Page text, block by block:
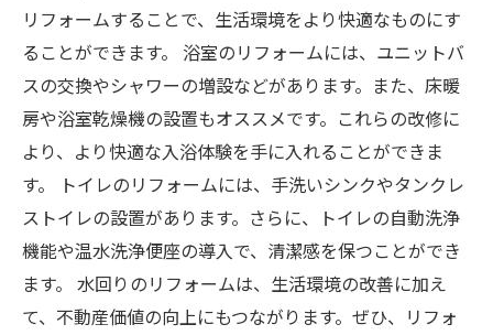
リフォームすることで、生活環境をより快適なものにす
ることができます。 浴室のリフォームには、ユニットバ
スの交換やシャワーの増設などがあります。また、床暖
房や浴室乾燥機の設置もオススメです。これらの改修に
より、より快適な入浴体験を手に入れることができま
す。 トイレのリフォームには、手洗いシンクやタンクレ
ストイレの設置があります。さらに、トイレの自動洗浄
機能や温水洗浄便座の導入で、清潔感を保つことができ
ます。 水回りのリフォームは、生活環境の改善に加え
て、不動産価値の向上にもつながります。ぜひ、リフォ